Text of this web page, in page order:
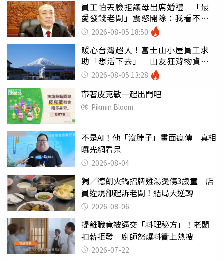
員工怕丟臉拒讓母出席婚禮 「最
愛發錢老闆」震怒開除：我看不起
你 2026-08-05 18:50
暖心台灣超人！富士山小屋員工求
助「想活下去」 山友狂背物資上
山：台灣真的是寶島
2026-08-05 13:28
帶著皮克敏一起出門吧
Pikmin Bloom
不是AI！他「沒脖子」畫面瘋傳 真相
曝光網看呆
2026-08-04
獨／德朗火鍋招牌雞湯燙傷3歲童 店
員違規卻起訴老闆！結局大逆轉
2026-08-06
提離職竟被逼交「料理秘方」！老闆
扣薪拒發 廚師怒爆料衝上熱搜
2026-07-22